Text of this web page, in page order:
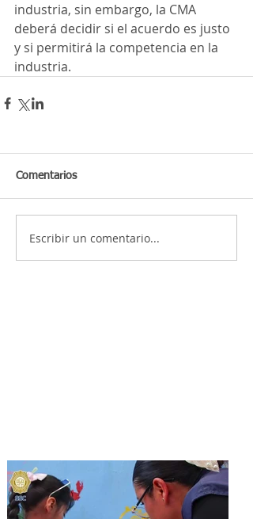
industria, sin embargo, la CMA
deberá decidir si el acuerdo es justo
y si permitirá la competencia en la
industria.
Comentarios
Escribir un comentario...